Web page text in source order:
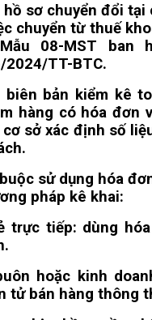
hồ sơ chuyển đổi tại
chuyển từ thuế
08-MST ban
TT-BTC.
biên bản kiểm kê
hàng có hóa đơn
sở xác định số
sử dụng hóa
pháp kê khai:
trực tiếp: dùng
hoặc kinh
tử bán hàng thông